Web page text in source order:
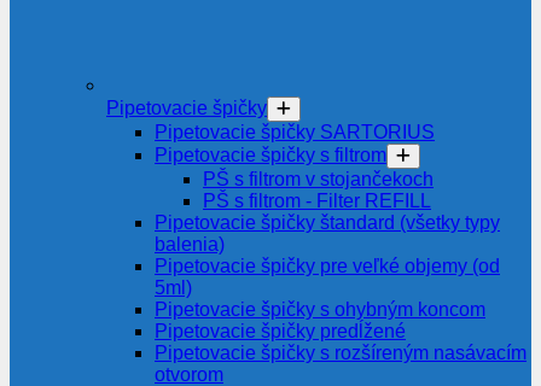
Pipetovacie špičky
Pipetovacie špičky SARTORIUS
Pipetovacie špičky s filtrom
PŠ s filtrom v stojančekoch
PŠ s filtrom - Filter REFILL
Pipetovacie špičky štandard (všetky typy
balenia)
Pipetovacie špičky pre veľké objemy (od
5ml)
Pipetovacie špičky s ohybným koncom
Pipetovacie špičky predĺžené
Pipetovacie špičky s rozšíreným nasávacím
otvorom